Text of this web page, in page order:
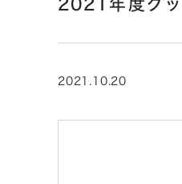
2021年度グッ
2021.10.20